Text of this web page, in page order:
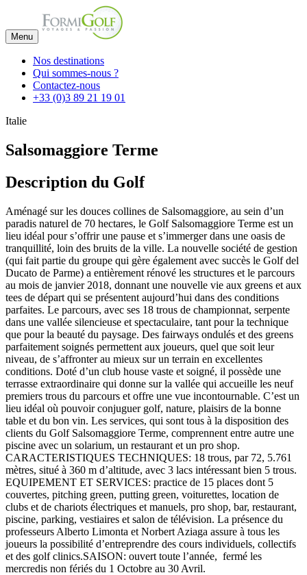
Menu
Nos destinations
Qui sommes-nous ?
Contactez-nous
+33 (0)3 89 21 19 01
Italie
Salsomaggiore Terme
Description du Golf
Aménagé sur les douces collines de Salsomaggiore, au sein d’un
paradis naturel de 70 hectares, le Golf Salsomaggiore Terme est un
lieu idéal pour s’offrir une pause et s’immerger dans une oasis de
tranquillité, loin des bruits de la ville. La nouvelle société de gestion
(qui fait partie du groupe qui gère également avec succès le Golf del
Ducato de Parme) a entièrement rénové les structures et le parcours
au mois de janvier 2018, donnant une nouvelle vie aux greens et aux
tees de départ qui se présentent aujourd’hui dans des conditions
parfaites. Le parcours, avec ses 18 trous de championnat, serpente
dans une vallée silencieuse et spectaculaire, tant pour la technique
que pour la beauté du paysage. Des fairways ondulés et des greens
parfaitement soignés permettent aux joueurs, quel que soit leur
niveau, de s’affronter au mieux sur un terrain en excellentes
conditions. Doté d’un club house vaste et soigné, il possède une
terrasse extraordinaire qui donne sur la vallée qui accueille les neuf
premiers trous du parcours et offre une vue incontournable. C’est un
lieu idéal où pouvoir conjuguer golf, nature, plaisirs de la bonne
table et du bon vin. Les services, qui sont tous à la disposition des
clients du Golf Salsomaggiore Terme, comprennent entre autre une
piscine avec un solarium, un restaurant et un pro shop.
CARACTERISTIQUES TECHNIQUES: 18 trous, par 72, 5.761
mètres, situé à 360 m d’altitude, avec 3 lacs intéressant bien 5 trous.
EQUIPEMENT ET SERVICES: practice de 15 places dont 5
couvertes, pitching green, putting green, voiturettes, location de
clubs et de chariots électriques et manuels, pro shop, bar, restaurant,
piscine, parking, vestiaires et salon de télévision. La présence du
professeurs Alberto Limonta et Norbert Aziaga assure à tous les
joueurs la possibilité d’entreprendre des cours individuels, collectifs
et des golf clinics.SAISON: ouvert toute l’année, fermé les
mercredis non fériés du 1 Octobre au 30 Avril.